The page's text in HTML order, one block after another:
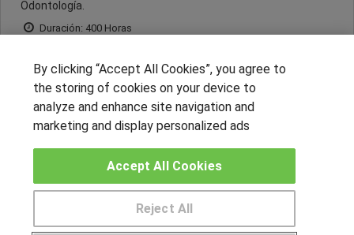
Odontología.
Duración: 400 Horas
Online , A Distancia
Más información
1 2 3 4 5 6 7 8 9
By clicking “Accept All Cookies”, you agree to
the storing of cookies on your device to
analyze and enhance site navigation and
marketing and display personalized ads
Reject All
Accept All Cookies